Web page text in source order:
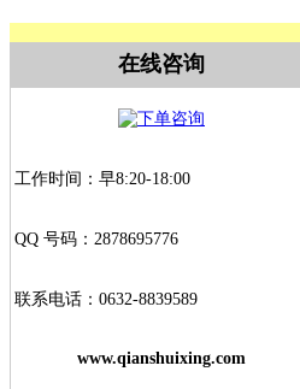
在线咨询
工作时间：早8:20-18:00
QQ 号码：2878695776
联系电话：0632-8839589
www.qianshuixing.com